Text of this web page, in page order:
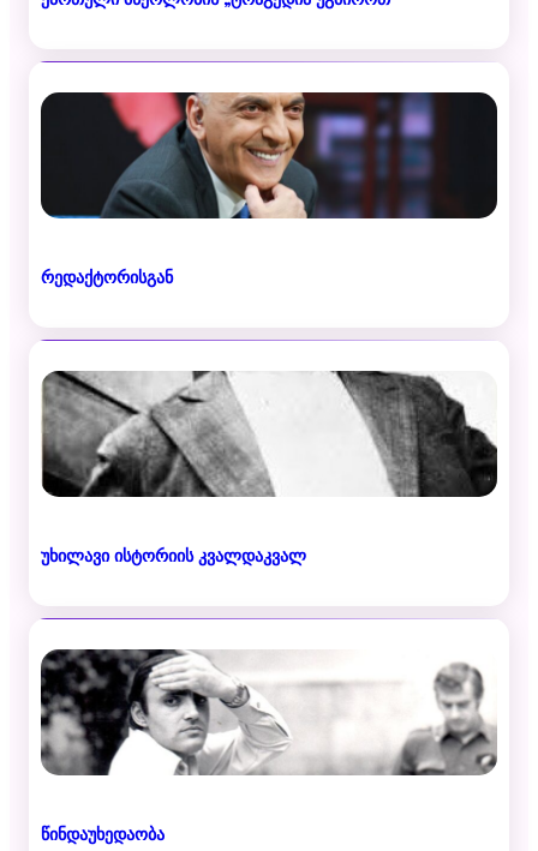
რედაქტორისგან
უხილავი ისტორიის კვალდაკვალ
წინდაუხედაობა